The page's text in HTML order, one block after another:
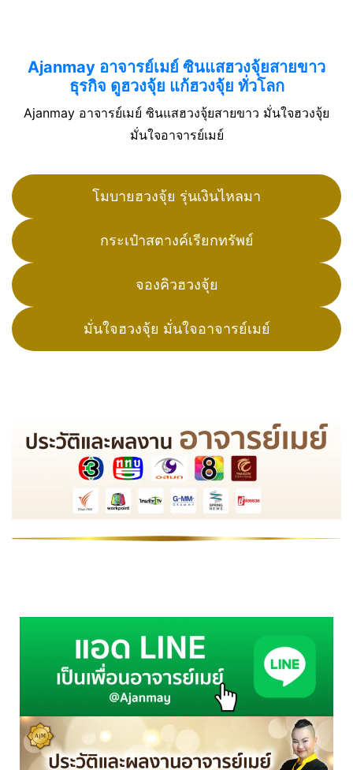
Ajanmay อาจารย์เมย์ ซินแสฮวงจุ้ยสายขาว
ธุรกิจ ดูฮวงจุ้ย แก้ฮวงจุ้ย ทั่วโลก
Ajanmay อาจารย์เมย์ ซินแสฮวงจุ้ยสายขาว มั่นใจฮวงจุ้ย
มั่นใจอาจารย์เมย์
โมบายฮวงจุ้ย รุ่นเงินไหลมา
กระเป๋าสตางค์เรียกทรัพย์
จองคิวฮวงจุ้ย
มั่นใจฮวงจุ้ย มั่นใจอาจารย์เมย์